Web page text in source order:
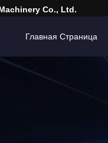
Co., Ltd.
Главная Страница